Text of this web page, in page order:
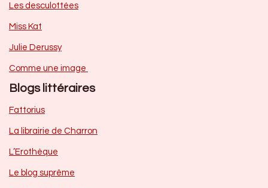
Les desculottées
Miss Kat
Julie Derussy
Comme une image
Blogs littéraires
Fattorius
La librairie de Charron
L’Erothèque
Le blog suprême